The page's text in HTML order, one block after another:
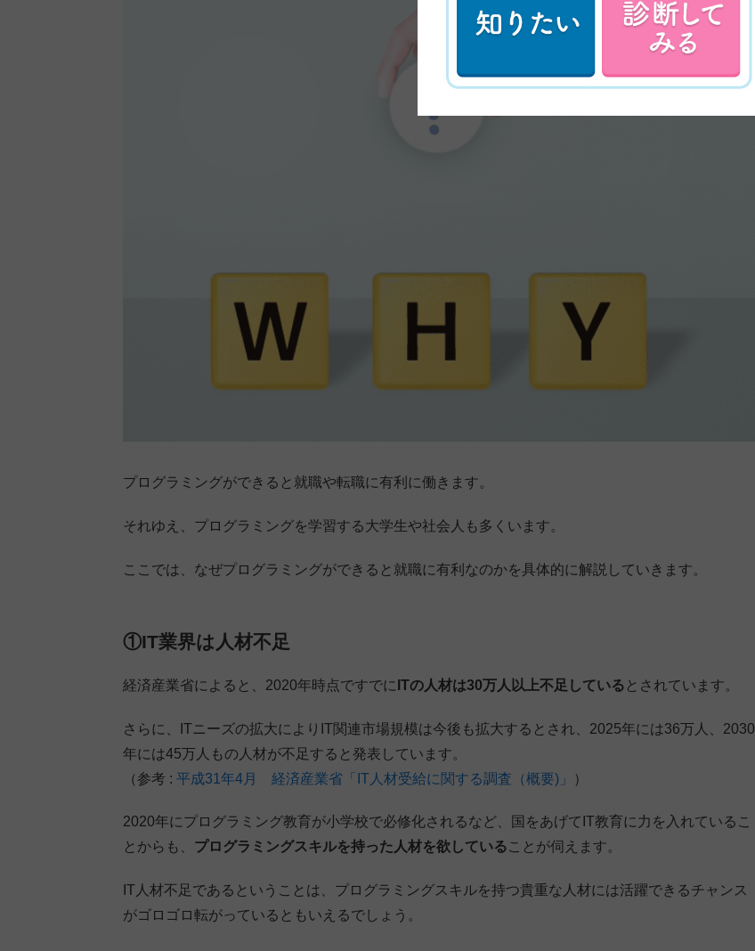
プログラミングができると就職や転職に有利に働きます。
それゆえ、プログラミングを学習する大学生や社会人も多くいます。
ここでは、なぜプログラミングができると就職に有利なのかを具体的に解説していきます。
①IT業界は人材不足
経済産業省によると、2020年時点ですでに ITの人材は30万人以上不足している とされています。
さらに、ITニーズの拡大によりIT関連市場規模は今後も拡大するとされ、2025年には36万人、2030
年には45万人もの人材が不足すると発表しています。
（参考 : 平成31年4月 経済産業省「IT人材受給に関する調査（概要)」 ）
2020年にプログラミング教育が小学校で必修化されるなど、国をあげてIT教育に力を入れているこ
とからも、 プログラミングスキルを持った人材を欲していることが伺えます。
IT人材不足であるということは、プログラミングスキルを持つ貴重な人材には活躍できるチャンス
がゴロゴロ転がっているともいえるでしょう。